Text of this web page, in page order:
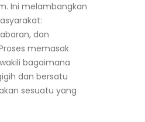
Ini melambangkan
dan
memasak
bagaimana
dan bersatu
sesuatu yang